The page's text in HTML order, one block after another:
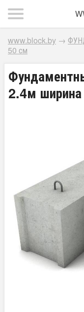
www.block.by →
50 см
2.4м